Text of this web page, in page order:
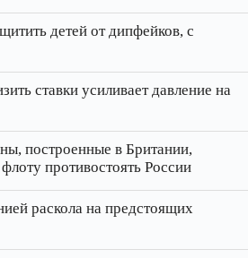
детей от дипфейков, с
ставки усиливает давление на
построенные в Британии,
противостоять России
раскола на предстоящих